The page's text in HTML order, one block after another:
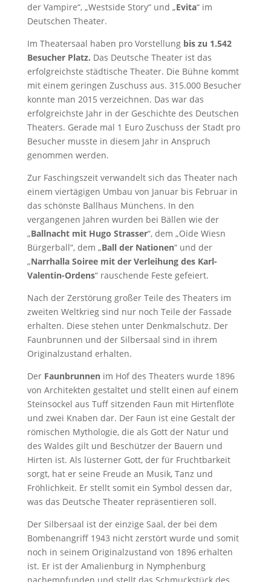
der Vampire“, „Westside Story“ und „Evita“ im
Deutschen Theater.
Im Theatersaal haben pro Vorstellung bis zu 1.542
Besucher Platz. Das Deutsche Theater ist das
erfolgreichste städtische Theater. Die Bühne kommt
mit einem geringen Zuschuss aus. 315.000 Besucher
konnte man 2015 verzeichnen. Das war das
erfolgreichste Jahr in der Geschichte des Deutschen
Theaters. Gerade mal 1 Euro Zuschuss der Stadt pro
Besucher musste in diesem Jahr in Anspruch
genommen werden.
Zur Faschingszeit verwandelt sich das Theater nach
einem viertägigen Umbau von Januar bis Februar in
das schönste Ballhaus Münchens. In den
vergangenen Jahren wurden bei Bällen wie der
„Ballnacht mit Hugo Strasser“, dem „Oide Wiesn
Bürgerball“, dem „Ball der Nationen“ und der
„Narrhalla Soiree mit der Verleihung des Karl-
Valentin-Ordens“ rauschende Feste gefeiert.
Nach der Zerstörung großer Teile des Theaters im
zweiten Weltkrieg sind nur noch Teile der Fassade
erhalten. Diese stehen unter Denkmalschutz. Der
Faunbrunnen und der Silbersaal sind in ihrem
Originalzustand erhalten.
Der Faunbrunnenim Hof des Theaters wurde 1896
von Architekten gestaltet und stellt einen auf einem
Steinsockel aus Tuff sitzenden Faun mit Hirtenflöte
und zwei Knaben dar. Der Faun ist eine Gestalt der
römischen Mythologie, die als Gott der Natur und
des Waldes gilt und Beschützer der Bauern und
Hirten ist. Als lüsterner Gott, der für Fruchtbarkeit
sorgt, hat er seine Freude an Musik, Tanz und
Fröhlichkeit. Er stellt somit ein Symbol dessen dar,
was das Deutsche Theater repräsentieren soll.
Der Silbersaal ist der einzige Saal, der bei dem
Bombenangriff 1943 nicht zerstört wurde und somit
noch in seinem Originalzustand von 1896 erhalten
ist. Er ist der Amalienburg in Nymphenburg